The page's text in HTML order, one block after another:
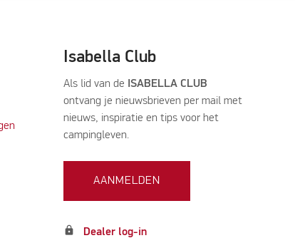
Isabella Club
Als lid van de ISABELLA CLUB
ontvang je nieuwsbrieven per mail met
nieuws, inspiratie en tips voor het
campingleven.
AANMELDEN
lock Dealer log-in